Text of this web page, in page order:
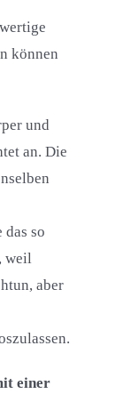
können
und
an. Die
das so
weil
aber
einer